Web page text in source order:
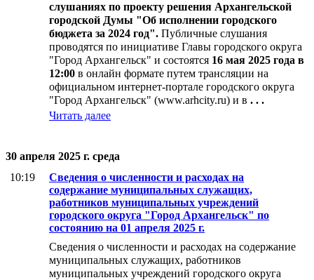
слушаниях по проекту решения Архангельской
городской Думы "Об исполнении городского
бюджета за 2024 год". Публичные слушания
проводятся по инициативе Главы городского округа
"Город Архангельск" и состоятся 16 мая 2025 года в
12:00 в онлайн формате путем трансляции на
официальном интернет-портале городского округа
"Город Архангельск" (www.arhcity.ru) и в . . .
Читать далее
30 апреля 2025 г. среда
10:19
Сведения о численности и расходах на
содержание муниципальных служащих,
работников муниципальных учреждений
городского округа "Город Архангельск" по
состоянию на 01 апреля 2025 г.
Сведения о численности и расходах на содержание
муниципальных служащих, работников
муниципальных учреждений городского округа